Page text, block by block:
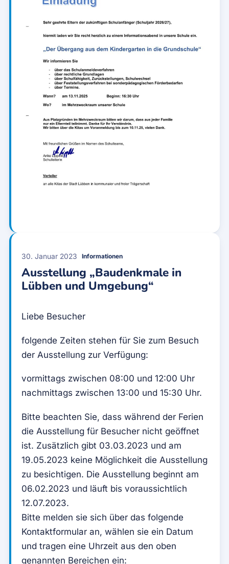
30. Januar 2023 Informationen
Ausstellung „Baudenkmale in
Lübben und Umgebung“
Liebe Besucher
folgende Zeiten stehen für Sie zum Besuch
der Ausstellung zur Verfügung:
vormittags zwischen 08:00 und 12:00 Uhr
nachmittags zwischen 13:00 und 15:30 Uhr.
Bitte beachten Sie, dass während der Ferien
die Ausstellung für Besucher nicht geöffnet
ist. Zusätzlich gibt 03.03.2023 und am
19.05.2023 keine Möglichkeit die Ausstellung
zu besichtigen. Die Ausstellung beginnt am
06.02.2023 und läuft bis voraussichtlich
12.07.2023.
Bitte melden sie sich über das folgende
Kontaktformular an, wählen sie ein Datum
und tragen eine Uhrzeit aus den oben
genannten Bereichen ein: